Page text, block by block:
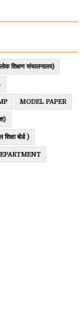
शिक्षण संचालनालय)
MODEL PAPER
बोर्ड )